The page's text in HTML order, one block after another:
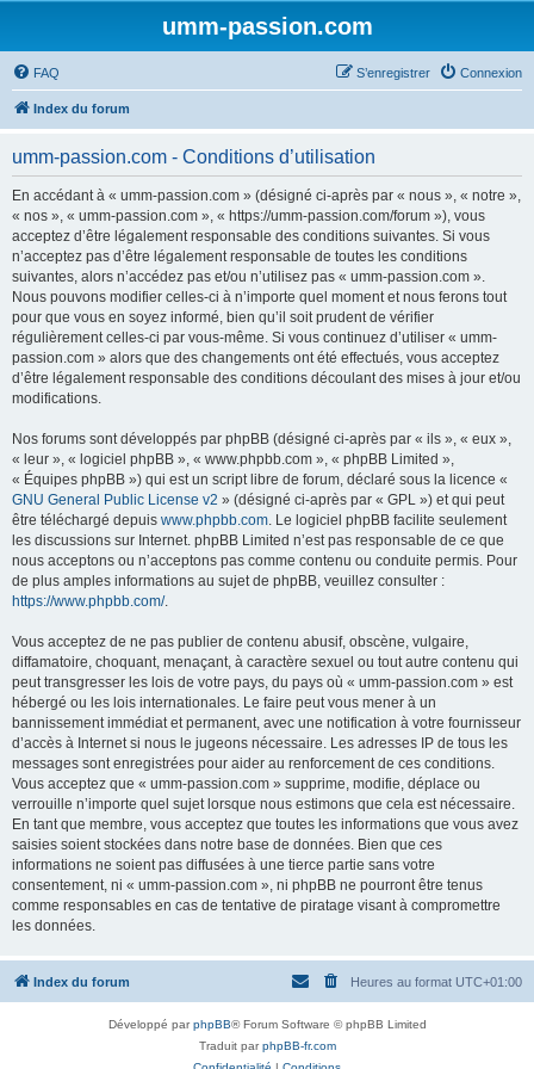
umm-passion.com
FAQ Connexion
S’enregistrer
Index du forum
umm-passion.com - Conditions d’utilisation
En accédant à « umm-passion.com » (désigné ci-après par « nous », « notre »,
« nos », « umm-passion.com », « https://umm-passion.com/forum »), vous
acceptez d’être légalement responsable des conditions suivantes. Si vous
n’acceptez pas d’être légalement responsable de toutes les conditions
suivantes, alors n’accédez pas et/ou n’utilisez pas « umm-passion.com ».
Nous pouvons modifier celles-ci à n’importe quel moment et nous ferons tout
pour que vous en soyez informé, bien qu’il soit prudent de vérifier
régulièrement celles-ci par vous-même. Si vous continuez d’utiliser « umm-
passion.com » alors que des changements ont été effectués, vous acceptez
d’être légalement responsable des conditions découlant des mises à jour et/ou
modifications.
Nos forums sont développés par phpBB (désigné ci-après par « ils », « eux »,
« leur », « logiciel phpBB », « www.phpbb.com », « phpBB Limited »,
« Équipes phpBB ») qui est un script libre de forum, déclaré sous la licence «
GNU General Public License v2 » (désigné ci-après par « GPL ») et qui peut
être téléchargé depuis www.phpbb.com. Le logiciel phpBB facilite seulement
les discussions sur Internet. phpBB Limited n’est pas responsable de ce que
nous acceptons ou n’acceptons pas comme contenu ou conduite permis. Pour
de plus amples informations au sujet de phpBB, veuillez consulter :
https://www.phpbb.com/.
Vous acceptez de ne pas publier de contenu abusif, obscène, vulgaire,
diffamatoire, choquant, menaçant, à caractère sexuel ou tout autre contenu qui
peut transgresser les lois de votre pays, du pays où « umm-passion.com » est
hébergé ou les lois internationales. Le faire peut vous mener à un
bannissement immédiat et permanent, avec une notification à votre fournisseur
d’accès à Internet si nous le jugeons nécessaire. Les adresses IP de tous les
messages sont enregistrées pour aider au renforcement de ces conditions.
Vous acceptez que « umm-passion.com » supprime, modifie, déplace ou
verrouille n’importe quel sujet lorsque nous estimons que cela est nécessaire.
En tant que membre, vous acceptez que toutes les informations que vous avez
saisies soient stockées dans notre base de données. Bien que ces
informations ne soient pas diffusées à une tierce partie sans votre
consentement, ni « umm-passion.com », ni phpBB ne pourront être tenus
comme responsables en cas de tentative de piratage visant à compromettre
les données.
Index du forum Heures au format UTC+01:00
Développé parphpBB® Forum Software © phpBB Limited
Traduit parphpBB-fr.com